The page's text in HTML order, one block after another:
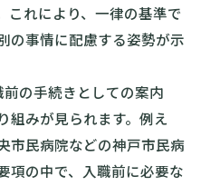
これにより、一律の基準で
の事情に配慮する姿勢が示
の手続きとしての案内
組みが見られます。例え
市民病院などの神戸市民病
項の中で、入職前に必要な